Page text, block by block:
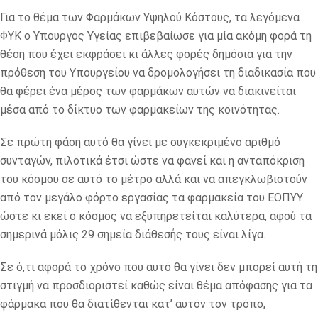
Για το θέμα των Φαρμάκων Υψηλού Κόστους, τα λεγόμενα
ΦΥΚ ο Υπουργός Υγείας επιβεβαίωσε για μία ακόμη φορά τη
θέση που έχει εκφράσει κι άλλες φορές δημόσια για την
πρόθεση του Υπουργείου να δρομολογήσει τη διαδικασία που
θα φέρει ένα μέρος των φαρμάκων αυτών να διακινείται
μέσα από το δίκτυο των φαρμακείων της κοινότητας.
Σε πρώτη φάση αυτό θα γίνει με συγκεκριμένο αριθμό
συνταγών, πιλοτικά έτσι ώστε να φανεί και η ανταπόκριση
του κόσμου σε αυτό το μέτρο αλλά και να απεγκλωβιστούν
από τον μεγάλο φόρτο εργασίας τα φαρμακεία του ΕΟΠΥΥ
ώστε κι εκεί ο κόσμος να εξυπηρετείται καλύτερα, αφού τα
σημερινά μόλις 29 σημεία διάθεσής τους είναι λίγα.
Σε ό,τι αφορά το χρόνο που αυτό θα γίνει δεν μπορεί αυτή τη
στιγμή να προσδιοριστεί καθώς είναι θέμα απόφασης για τα
φάρμακα που θα διατίθενται κατ’ αυτόν τον τρόπο,